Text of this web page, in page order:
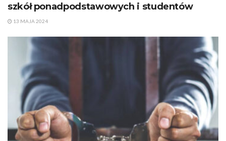
szkół ponadpodstawowych i studentów
13 MAJA 2024